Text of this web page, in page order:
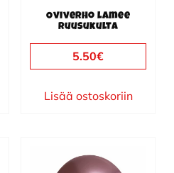
Oviverho lamee
ruusukulta
5.50€
Lisää ostoskoriin